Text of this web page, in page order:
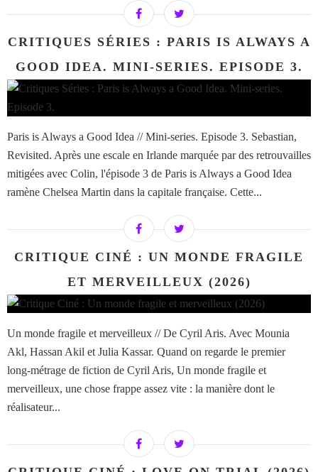
CRITIQUES SÉRIES : PARIS IS ALWAYS A
GOOD IDEA. MINI-SERIES. EPISODE 3.
Paris is Always a Good Idea // Mini-series. Episode 3. Sebastian,
Revisited. Après une escale en Irlande marquée par des retrouvailles
mitigées avec Colin, l'épisode 3 de Paris is Always a Good Idea
ramène Chelsea Martin dans la capitale française. Cette...
CRITIQUE CINÉ : UN MONDE FRAGILE
ET MERVEILLEUX (2026)
Un monde fragile et merveilleux // De Cyril Aris. Avec Mounia
Akl, Hassan Akil et Julia Kassar. Quand on regarde le premier
long-métrage de fiction de Cyril Aris, Un monde fragile et
merveilleux, une chose frappe assez vite : la manière dont le
réalisateur...